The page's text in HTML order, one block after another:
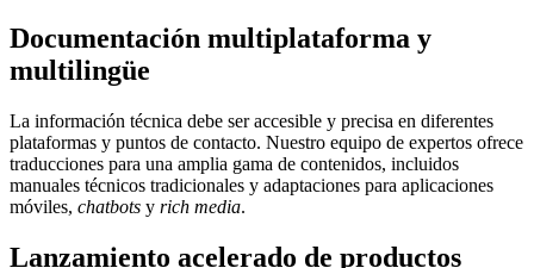
Documentación multiplataforma y
multilingüe
La información técnica debe ser accesible y precisa en diferentes
plataformas y puntos de contacto. Nuestro equipo de expertos ofrece
traducciones para una amplia gama de contenidos, incluidos
manuales técnicos tradicionales y adaptaciones para aplicaciones
móviles, chatbots y rich media.
Lanzamiento acelerado de productos